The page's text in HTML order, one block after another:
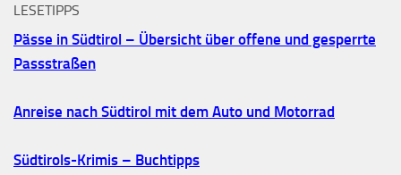
LESETIPPS
Pässe in Südtirol – Übersicht über offene und gesperrte
Passstraßen
Anreise nach Südtirol mit dem Auto und Motorrad
Südtirols-Krimis – Buchtipps